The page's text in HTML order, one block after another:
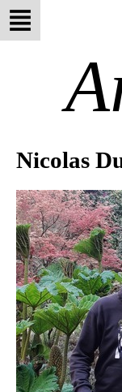
Nicolas